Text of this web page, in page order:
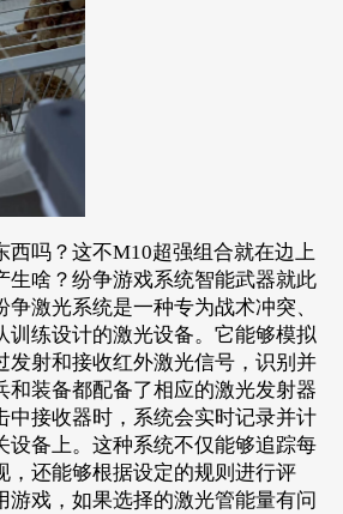
西吗？这不M10超强组合就在边上
生啥？纷争游戏系统智能武器就此
激光系统是一种专为战术冲突、
训练设计的激光设备。它能够模拟
发射和接收红外激光信号，识别并
和装备都配备了相应的激光发射器
中接收器时，系统会实时记录并计
设备上。这种系统不仅能够追踪每
，还能够根据设定的规则进行评
游戏，如果选择的激光管能量有问